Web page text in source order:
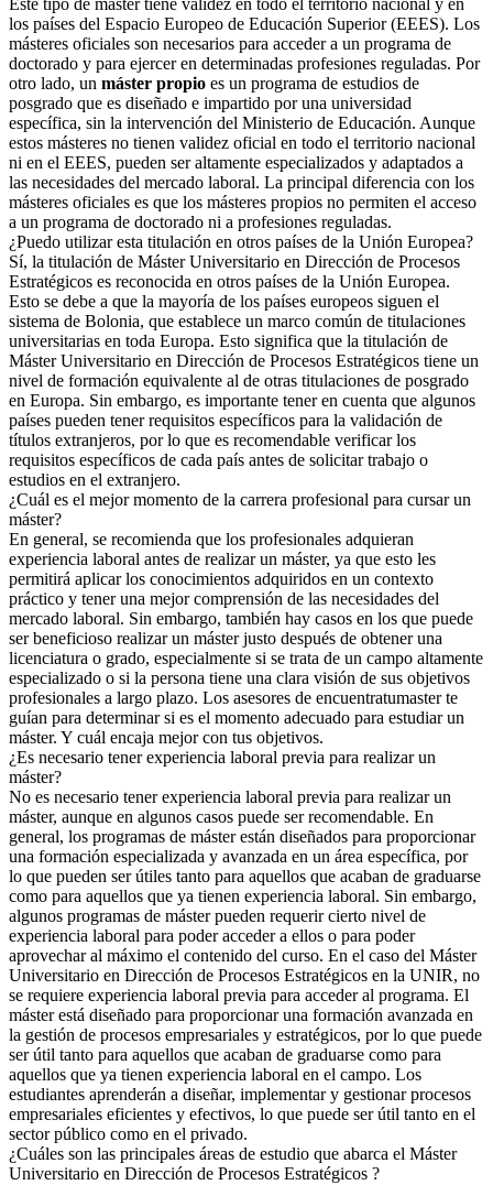
Este tipo de máster tiene validez en todo el territorio nacional y en
los países del Espacio Europeo de Educación Superior (EEES). Los
másteres oficiales son necesarios para acceder a un programa de
doctorado y para ejercer en determinadas profesiones reguladas. Por
otro lado, un máster propio es un programa de estudios de
posgrado que es diseñado e impartido por una universidad
específica, sin la intervención del Ministerio de Educación. Aunque
estos másteres no tienen validez oficial en todo el territorio nacional
ni en el EEES, pueden ser altamente especializados y adaptados a
las necesidades del mercado laboral. La principal diferencia con los
másteres oficiales es que los másteres propios no permiten el acceso
a un programa de doctorado ni a profesiones reguladas.
¿Puedo utilizar esta titulación en otros países de la Unión Europea?
Sí, la titulación de Máster Universitario en Dirección de Procesos
Estratégicos es reconocida en otros países de la Unión Europea.
Esto se debe a que la mayoría de los países europeos siguen el
sistema de Bolonia, que establece un marco común de titulaciones
universitarias en toda Europa. Esto significa que la titulación de
Máster Universitario en Dirección de Procesos Estratégicos tiene un
nivel de formación equivalente al de otras titulaciones de posgrado
en Europa. Sin embargo, es importante tener en cuenta que algunos
países pueden tener requisitos específicos para la validación de
títulos extranjeros, por lo que es recomendable verificar los
requisitos específicos de cada país antes de solicitar trabajo o
estudios en el extranjero.
¿Cuál es el mejor momento de la carrera profesional para cursar un
máster?
En general, se recomienda que los profesionales adquieran
experiencia laboral antes de realizar un máster, ya que esto les
permitirá aplicar los conocimientos adquiridos en un contexto
práctico y tener una mejor comprensión de las necesidades del
mercado laboral. Sin embargo, también hay casos en los que puede
ser beneficioso realizar un máster justo después de obtener una
licenciatura o grado, especialmente si se trata de un campo altamente
especializado o si la persona tiene una clara visión de sus objetivos
profesionales a largo plazo. Los asesores de encuentratumaster te
guían para determinar si es el momento adecuado para estudiar un
máster. Y cuál encaja mejor con tus objetivos.
¿Es necesario tener experiencia laboral previa para realizar un
máster?
No es necesario tener experiencia laboral previa para realizar un
máster, aunque en algunos casos puede ser recomendable. En
general, los programas de máster están diseñados para proporcionar
una formación especializada y avanzada en un área específica, por
lo que pueden ser útiles tanto para aquellos que acaban de graduarse
como para aquellos que ya tienen experiencia laboral. Sin embargo,
algunos programas de máster pueden requerir cierto nivel de
experiencia laboral para poder acceder a ellos o para poder
aprovechar al máximo el contenido del curso. En el caso del Máster
Universitario en Dirección de Procesos Estratégicos en la UNIR, no
se requiere experiencia laboral previa para acceder al programa. El
máster está diseñado para proporcionar una formación avanzada en
la gestión de procesos empresariales y estratégicos, por lo que puede
ser útil tanto para aquellos que acaban de graduarse como para
aquellos que ya tienen experiencia laboral en el campo. Los
estudiantes aprenderán a diseñar, implementar y gestionar procesos
empresariales eficientes y efectivos, lo que puede ser útil tanto en el
sector público como en el privado.
¿Cuáles son las principales áreas de estudio que abarca el Máster
Universitario en Dirección de Procesos Estratégicos ?